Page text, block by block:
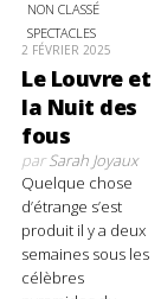
NON CLASSÉ
SPECTACLES
2 FÉVRIER 2025
Le Louvre et
la Nuit des
fous
parSarah Joyaux
Quelque chose
d’étrange s’est
produit il y a deux
semaines sous les
célèbres